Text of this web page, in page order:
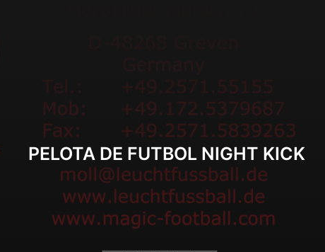
PELOTA DE FUTBOL NIGHT KICK